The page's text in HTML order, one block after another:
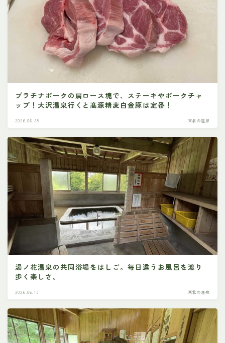
プラチナポークの肩ロース塊で、ステーキやポークチャ
ップ！大沢温泉行くと髙源精麦白金豚は定番！
2026.06.28 東北の温泉
湯ノ花温泉の共同浴場をはしご。毎日違うお風呂を渡り
歩く楽しさ。
2026.06.13 東北の温泉